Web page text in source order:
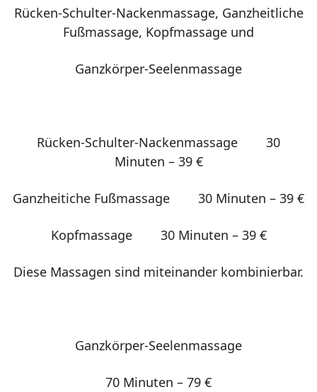
Rücken-Schulter-Nackenmassage, Ganzheitliche
Fußmassage, Kopfmassage und
Ganzkörper-Seelenmassage
Rücken-Schulter-Nackenmassage 30
Minuten – 39 €
Ganzheitiche Fußmassage 30 Minuten – 39 €
Kopfmassage 30 Minuten – 39 €
Diese Massagen sind miteinander kombinierbar.
Ganzkörper-Seelenmassage
70 Minuten – 79 €